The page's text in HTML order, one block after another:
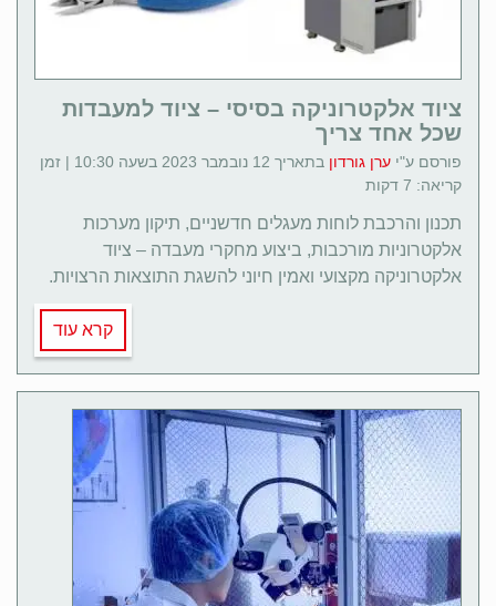
ציוד אלקטרוניקה בסיסי – ציוד למעבדות
שכל אחד צריך
פורסם ע"י ערן גורדון
בתאריך 12 נובמבר 2023 בשעה 10:30 | זמן
קריאה: 7 דקות
תכנון והרכבת לוחות מעגלים חדשניים, תיקון מערכות
אלקטרוניות מורכבות, ביצוע מחקרי מעבדה – ציוד
אלקטרוניקה מקצועי ואמין חיוני להשגת התוצאות הרצויות.
קרא עוד